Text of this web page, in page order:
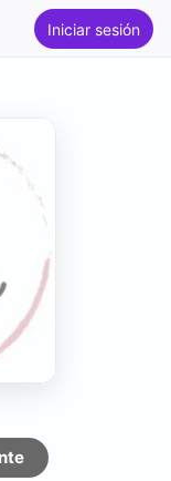
Iniciar sesión